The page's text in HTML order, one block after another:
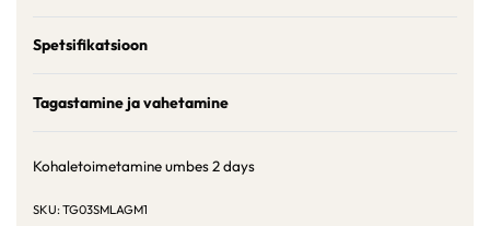
Spetsifikatsioon
Tagastamine ja vahetamine
Kohaletoimetamine umbes2 days
TG03SMLAGM1